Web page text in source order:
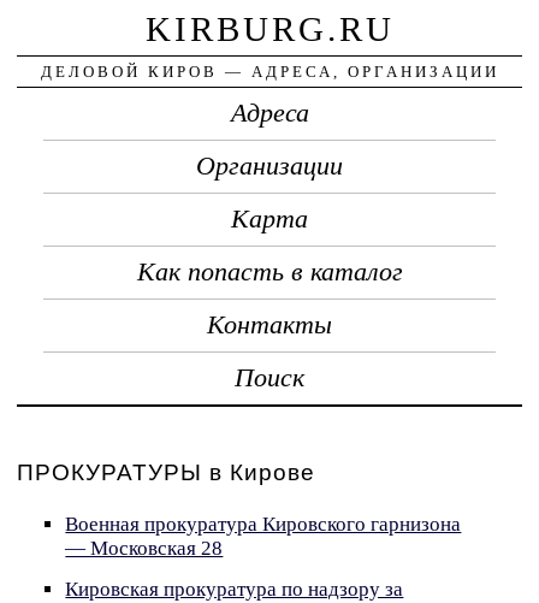
KIRBURG.RU
ДЕЛОВОЙ КИРОВ — АДРЕСА, ОРГАНИЗАЦИИ
Адреса
Организации
Карта
Как попасть в каталог
Контакты
Поиск
ПРОКУРАТУРЫ в Кирове
Военная прокуратура Кировского гарнизона
— Московская 28
Кировская прокуратура по надзору за